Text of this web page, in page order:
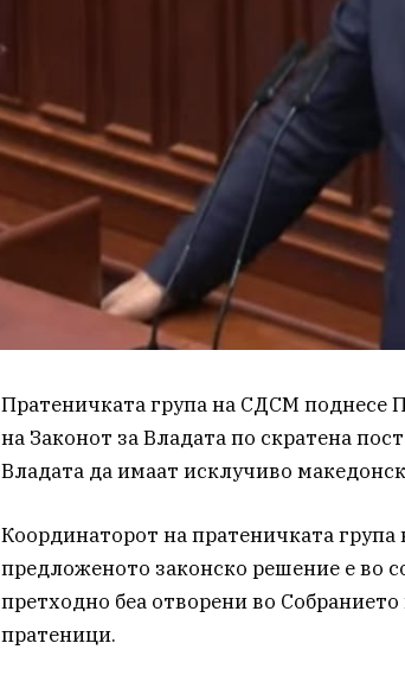
Пратеничката група на СДСМ поднесе
на Законот за Владата по скратена
Владата да имаат исклучиво
Координаторот на пратеничката
предложеното законско решение е во
претходно беа отворени во
пратеници.